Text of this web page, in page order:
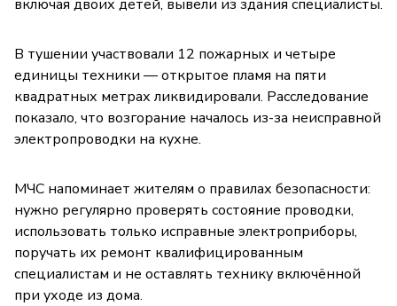
включая двоих детей, вывели из здания специалисты.
В тушении участвовали 12 пожарных и четыре
единицы техники — открытое пламя на пяти
квадратных метрах ликвидировали. Расследование
показало, что возгорание началось из-за неисправной
электропроводки на кухне.
МЧС напоминает жителям о правилах безопасности:
нужно регулярно проверять состояние проводки,
использовать только исправные электроприборы,
поручать их ремонт квалифицированным
специалистам и не оставлять технику включённой
при уходе из дома.